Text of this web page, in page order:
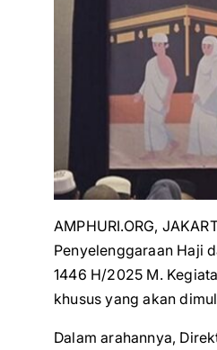
AMPHURI.ORG,
Penyelenggaraan Haji
1446 H/2025 M.
khusus yang akan
Dalam arahannya,